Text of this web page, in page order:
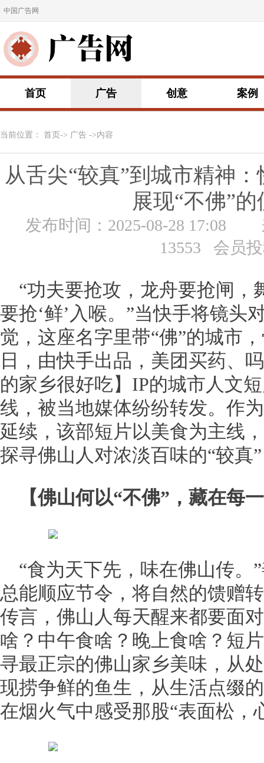
中国广告网
首页 广告 创意 案例
当前位置： 首页 -> 广告 ->内容
从舌尖“较真”到城市精神
展现“不佛”
发布时间：2025-08-28 17:08
13553 会员
“功夫要抢攻，龙舟要抢闸，
要抢‘鲜’入喉。”当快手将镜头
觉，这座名字里带“佛”的城市
日，由快手出品，美团买药、
的家乡很好吃】IP的城市人文
线，被当地媒体纷纷转发。作
延续，该部短片以美食为主线
探寻佛山人对浓淡百味的“较真
【佛山何以“不佛” ，藏在每
“食为天下先，味在佛山传。
总能顺应节令，将自然的馈赠
传言，佛山人每天醒来都要面
啥？中午食啥？晚上食啥？短
寻最正宗的佛山家乡美味，从
现捞争鲜的鱼生，从生活点缀
在烟火气中感受那股“表面松，